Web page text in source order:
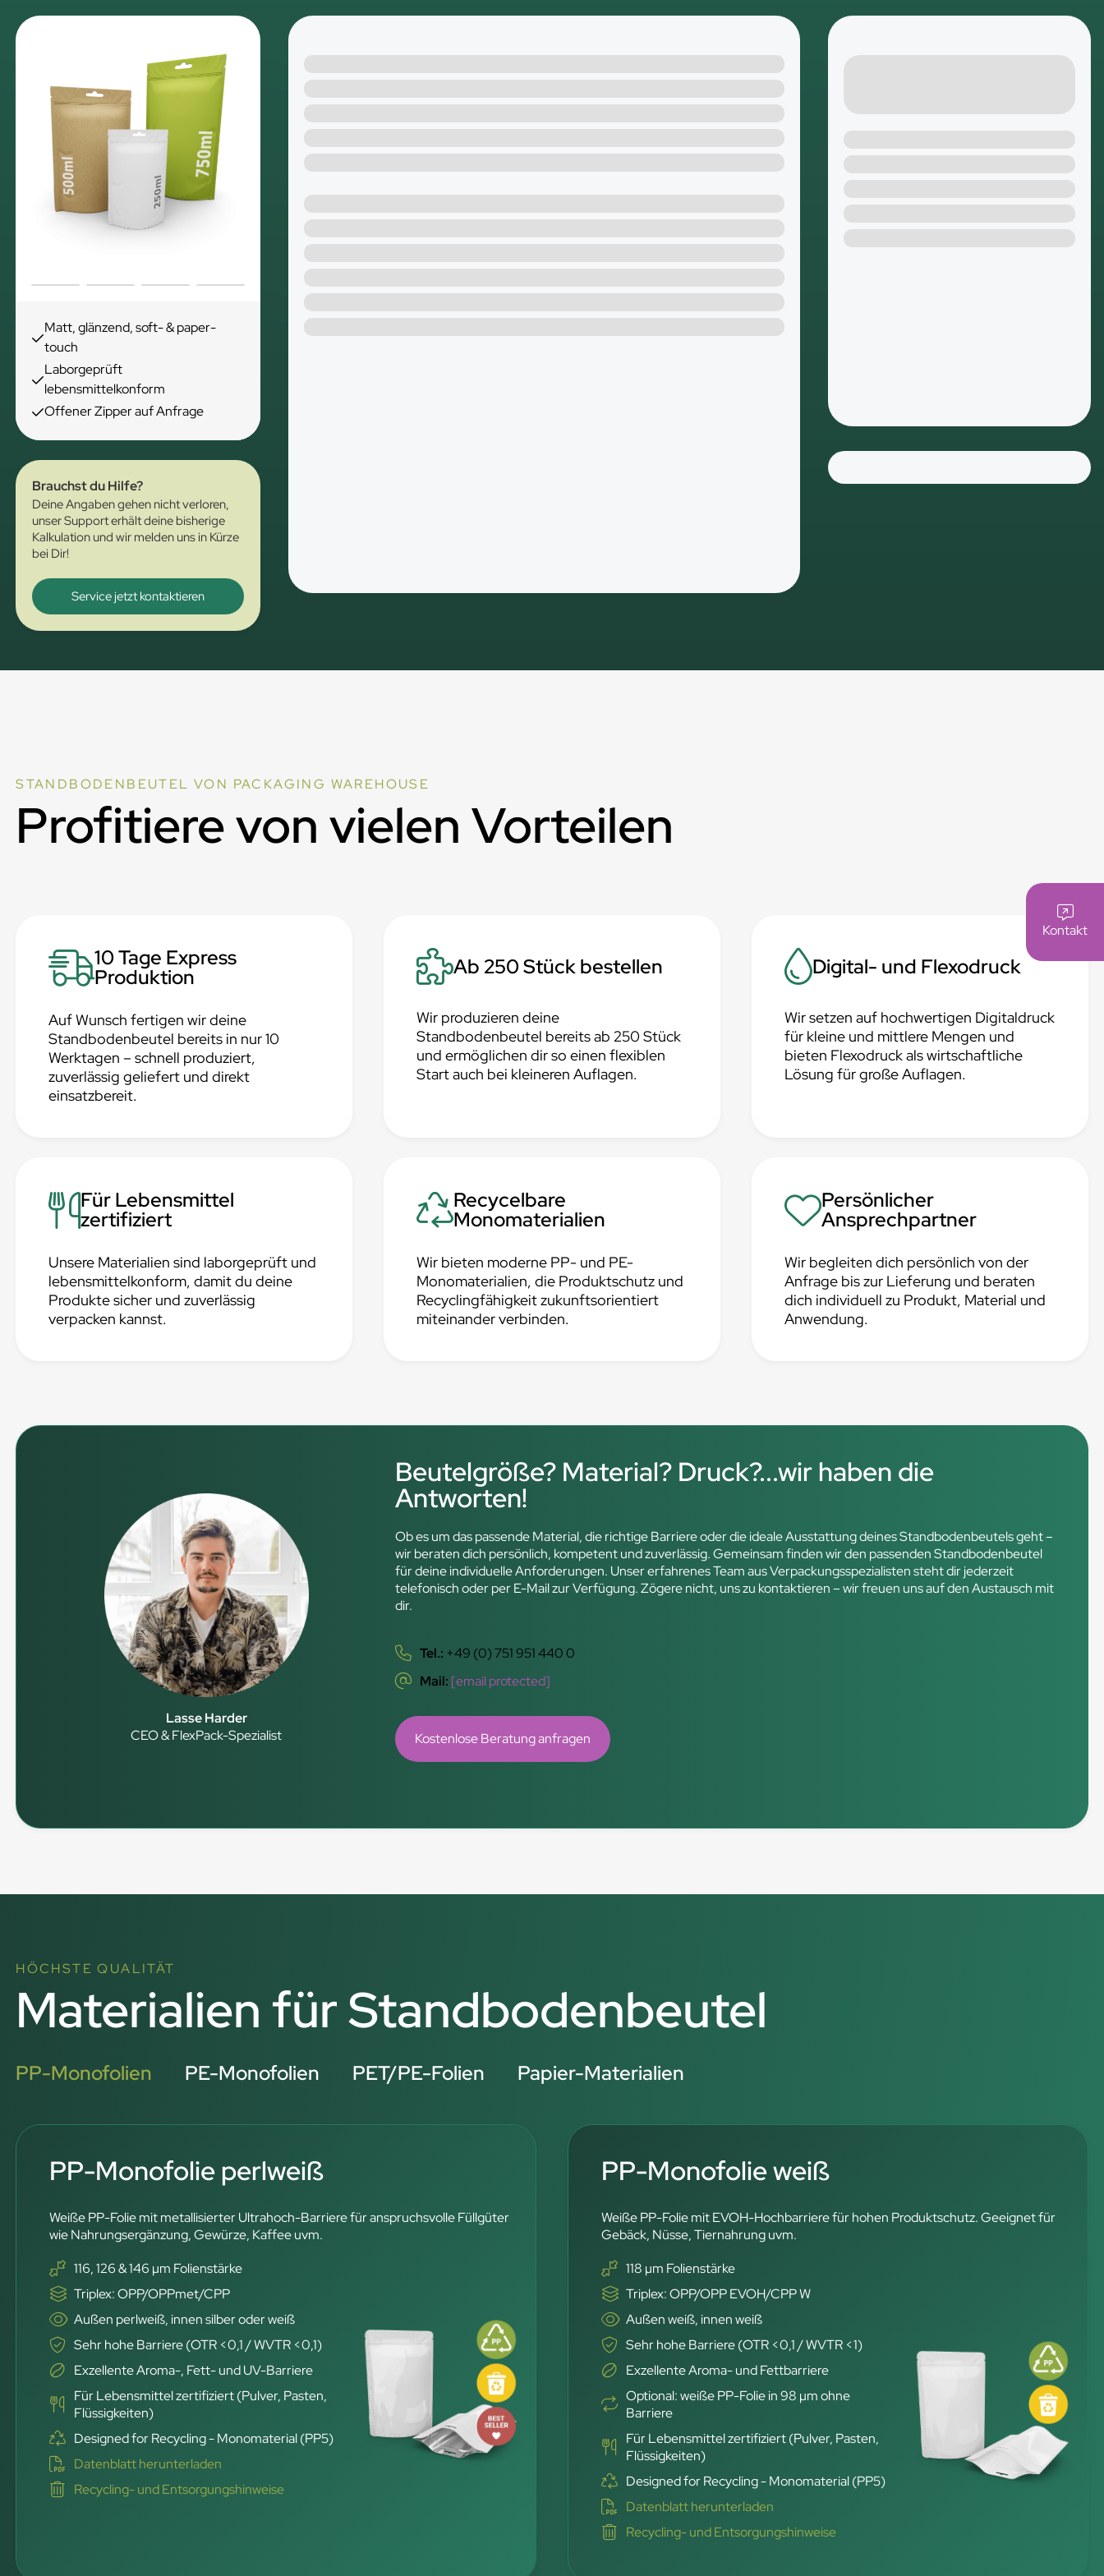
Kontakt
Matt, glänzend, soft- & paper-
touch
Laborgeprüft
lebensmittelkonform
Offener Zipper auf Anfrage
Brauchst du Hilfe?
Deine Angaben gehen nicht verloren,
unser Support erhält deine bisherige
Kalkulation und wir melden uns in Kürze
bei Dir!
Service jetzt kontaktieren
STANDBODENBEUTEL VON PACKAGING WAREHOUSE
Profitiere von vielen Vorteilen
10 Tage Express
Produktion
Auf Wunsch fertigen wir deine
Standbodenbeutel bereits in nur 10
Werktagen – schnell produziert,
zuverlässig geliefert und direkt
einsatzbereit.
Ab 250 Stück bestellen
Wir produzieren deine
Standbodenbeutel bereits ab 250 Stück
und ermöglichen dir so einen flexiblen
Start auch bei kleineren Auflagen.
Digital- und Flexodruck
Wir setzen auf hochwertigen Digitaldruck
für kleine und mittlere Mengen und
bieten Flexodruck als wirtschaftliche
Lösung für große Auflagen.
Für Lebensmittel
zertifiziert
Unsere Materialien sind laborgeprüft und
lebensmittelkonform, damit du deine
Produkte sicher und zuverlässig
verpacken kannst.
Recycelbare
Monomaterialien
Wir bieten moderne PP- und PE-
Monomaterialien, die Produktschutz und
Recyclingfähigkeit zukunftsorientiert
miteinander verbinden.
Persönlicher
Ansprechpartner
Wir begleiten dich persönlich von der
Anfrage bis zur Lieferung und beraten
dich individuell zu Produkt, Material und
Anwendung.
Lasse Harder
CEO & FlexPack-Spezialist
Beutelgröße? Material? Druck?...wir haben die
Antworten!
Ob es um das passende Material, die richtige Barriere oder die ideale Ausstattung deines Standbodenbeutels geht –
wir beraten dich persönlich, kompetent und zuverlässig. Gemeinsam finden wir den passenden Standbodenbeutel
für deine individuelle Anforderungen. Unser erfahrenes Team aus Verpackungsspezialisten steht dir jederzeit
telefonisch oder per E-Mail zur Verfügung. Zögere nicht, uns zu kontaktieren – wir freuen uns auf den Austausch mit
dir.
Tel.: +49 (0) 751 951 440 0
Mail: [email protected]
Kostenlose Beratung anfragen
HÖCHSTE QUALITÄT
Materialien für Standbodenbeutel
PP-Monofolien PE-Monofolien PET/PE-Folien Papier-Materialien
PP-Monofolie perlweiß
Weiße PP-Folie mit metallisierter Ultrahoch-Barriere für anspruchsvolle Füllgüter
wie Nahrungsergänzung, Gewürze, Kaffee uvm.
116, 126 & 146 µm Folienstärke
Triplex: OPP/OPPmet/CPP
Außen perlweiß, innen silber oder weiß
Sehr hohe Barriere (OTR <0,1 / WVTR <0,1)
Exzellente Aroma-, Fett- und UV-Barriere
Für Lebensmittel zertifiziert (Pulver, Pasten,
Flüssigkeiten)
Designed for Recycling - Monomaterial (PP5)
Datenblatt herunterladen
Recycling- und Entsorgungshinweise
PP-Monofolie weiß
Weiße PP-Folie mit EVOH-Hochbarriere für hohen Produktschutz. Geeignet für
Gebäck, Nüsse, Tiernahrung uvm.
118 µm Folienstärke
Triplex: OPP/OPP EVOH/CPP W
Außen weiß, innen weiß
Sehr hohe Barriere (OTR <0,1 / WVTR <1)
Exzellente Aroma- und Fettbarriere
Optional: weiße PP-Folie in 98 µm ohne
Barriere
Für Lebensmittel zertifiziert (Pulver, Pasten,
Flüssigkeiten)
Designed for Recycling - Monomaterial (PP5)
Datenblatt herunterladen
Recycling- und Entsorgungshinweise